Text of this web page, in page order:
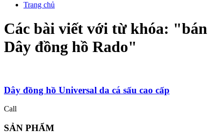
Trang chủ
Các bài viết với từ khóa: "bán
Dây đồng hồ Rado"
Dây đồng hồ Universal da cá sấu cao cấp
Call
SẢN PHẨM